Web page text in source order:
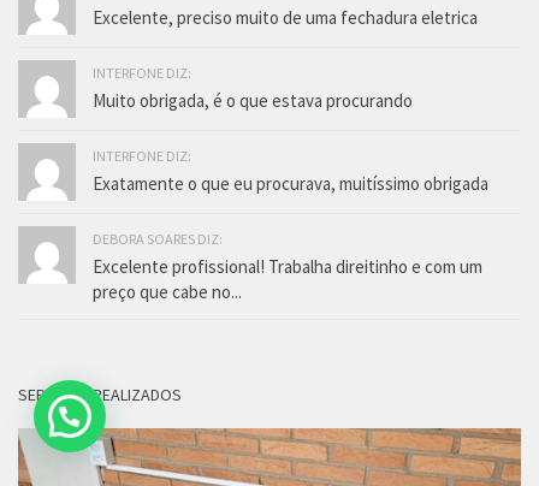
Excelente, preciso muito de uma fechadura eletrica
INTERFONE DIZ:
Muito obrigada, é o que estava procurando
INTERFONE DIZ:
Exatamente o que eu procurava, muitíssimo obrigada
DEBORA SOARES DIZ:
Excelente profissional! Trabalha direitinho e com um
preço que cabe no...
SERVIÇOS REALIZADOS